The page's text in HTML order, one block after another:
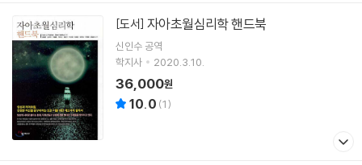
[도서] 자아초월심리학 핸드북
신인수 공역
학지사
2020.3.10.
36,000원
10.0 (1)